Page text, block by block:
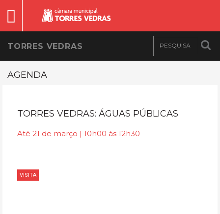
TORRES VEDRAS
AGENDA
TORRES VEDRAS: ÁGUAS PÚBLICAS
Até 21 de março | 10h00 às 12h30
VISITA